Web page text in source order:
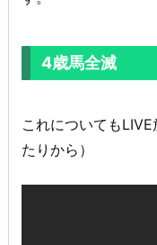
4歳馬全滅
これについても
たりから）